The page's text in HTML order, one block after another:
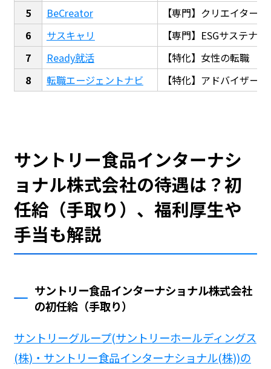
BeCreator
【専門】クリエイター
サスキャリ
【専門】ESGサステナ
Ready就活
【特化】女性の転職
転職エージェントナビ
【特化】アドバイザー
サントリー食品インターナシ
ョナル株式会社の待遇は？初
任給（手取り）、福利厚生や
手当も解説
サントリー食品インターナショナル株式会社
の初任給（手取り）
サントリーグループ(サントリーホールディングス
(株)・サントリー食品インターナショナル(株))の